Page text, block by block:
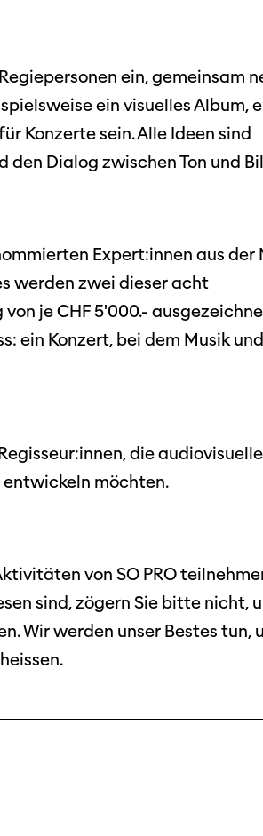
Browser.
Filmtage
Stellen
Kontakt
ein, gemeinsam
ein visuelles Album,
Konzerte sein. Alle Ideen sind
den Dialog zwischen Ton und
Expert:innen aus der
werden zwei dieser acht
je CHF 5'000.-
ein Konzert, bei dem Musik
die audiovisuelle
entwickeln möchten.
von SO PRO
sind, zögern Sie bitte nicht,
Wir werden unser Bestes tun,